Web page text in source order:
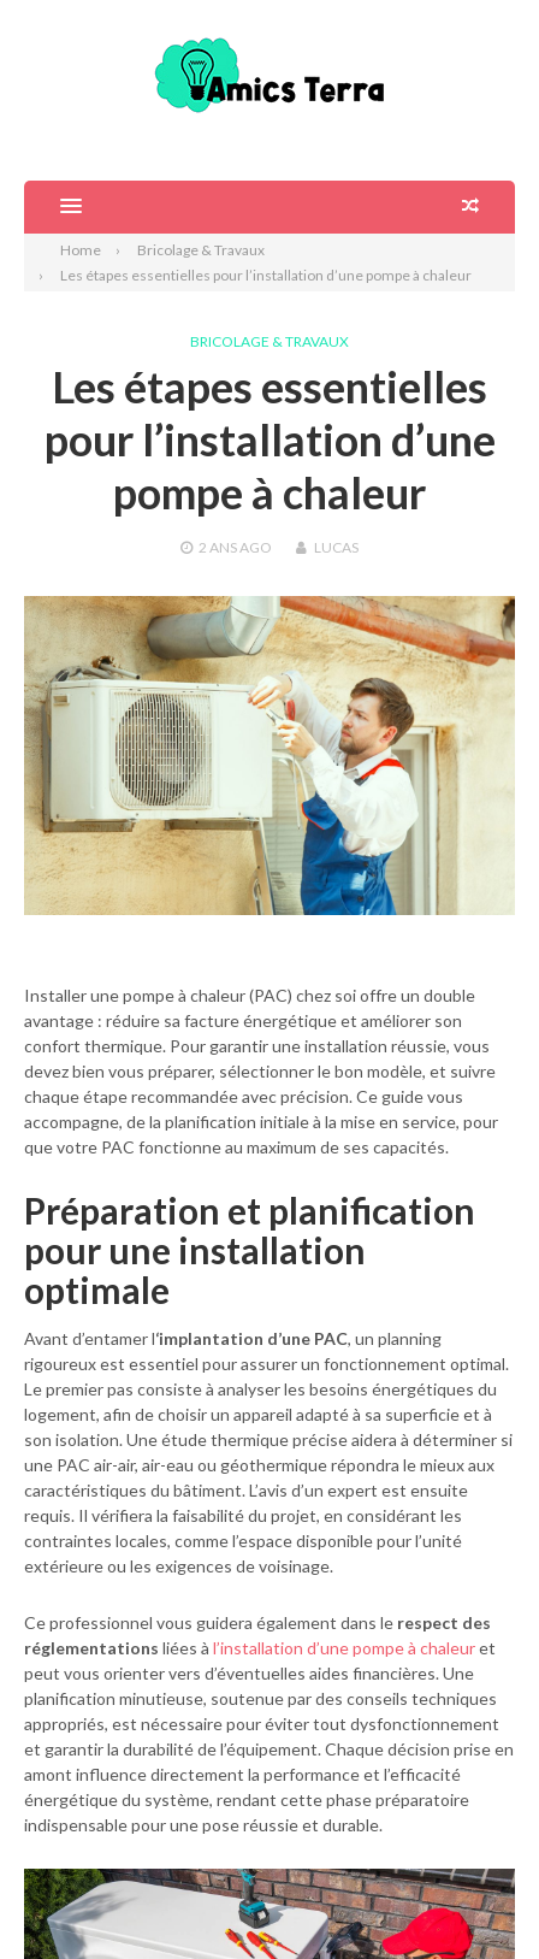
Home
Bricolage & Travaux
Les étapes essentielles pour l’installation d’une pompe à chaleur
BRICOLAGE & TRAVAUX
Les étapes essentielles
pour l’installation d’une
pompe à chaleur
2 ANSAGO LUCAS
Installer une pompe à chaleur (PAC) chez soi offre un double
avantage : réduire sa facture énergétique et améliorer son
confort thermique. Pour garantir une installation réussie, vous
devez bien vous préparer, sélectionner le bon modèle, et suivre
chaque étape recommandée avec précision. Ce guide vous
accompagne, de la planification initiale à la mise en service, pour
que votre PAC fonctionne au maximum de ses capacités.
Préparation et planification
pour une installation
optimale
Avant d’entamer l‘implantation d’une PAC, un planning
rigoureux est essentiel pour assurer un fonctionnement optimal.
Le premier pas consiste à analyser les besoins énergétiques du
logement, afin de choisir un appareil adapté à sa superficie et à
son isolation. Une étude thermique précise aidera à déterminer si
une PAC air-air, air-eau ou géothermique répondra le mieux aux
caractéristiques du bâtiment. L’avis d’un expert est ensuite
requis. Il vérifiera la faisabilité du projet, en considérant les
contraintes locales, comme l’espace disponible pour l’unité
extérieure ou les exigences de voisinage.
Ce professionnel vous guidera également dans le respect des
réglementations liées à l’installation d’une pompe à chaleuret
peut vous orienter vers d’éventuelles aides financières. Une
planification minutieuse, soutenue par des conseils techniques
appropriés, est nécessaire pour éviter tout dysfonctionnement
et garantir la durabilité de l’équipement. Chaque décision prise en
amont influence directement la performance et l’efficacité
énergétique du système, rendant cette phase préparatoire
indispensable pour une pose réussie et durable.